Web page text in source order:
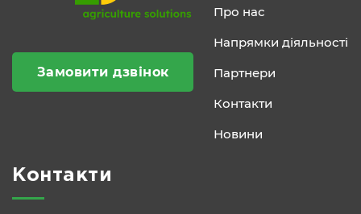
Замовити дзвінок
Про нас
Напрямки діяльності
Партнери
Контакти
Новини
Контакти